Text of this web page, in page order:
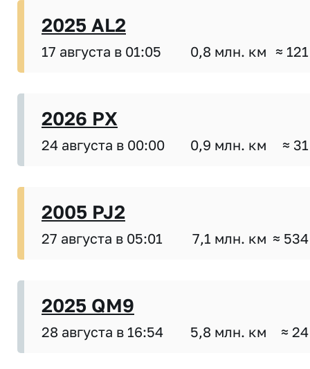
2025 AL2
17 августа в 01:05 0,8 млн. км ≈
2026 PX
24 августа в 00:00 0,9 млн. км ≈
2005 PJ2
27 августа в 05:01 7,1 млн. км ≈
2025 QM9
28 августа в 16:54 5,8 млн. км ≈